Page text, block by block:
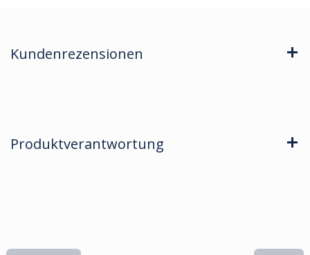
Kundenrezensionen
Produktverantwortung